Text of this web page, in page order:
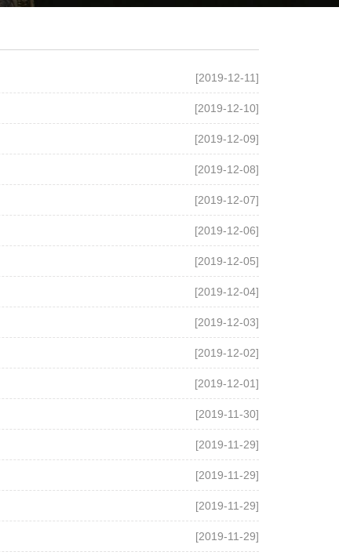
[2019-12-11]
[2019-12-10]
[2019-12-09]
[2019-12-08]
[2019-12-07]
[2019-12-06]
[2019-12-05]
[2019-12-04]
[2019-12-03]
[2019-12-02]
[2019-12-01]
[2019-11-30]
[2019-11-29]
[2019-11-29]
[2019-11-29]
[2019-11-29]